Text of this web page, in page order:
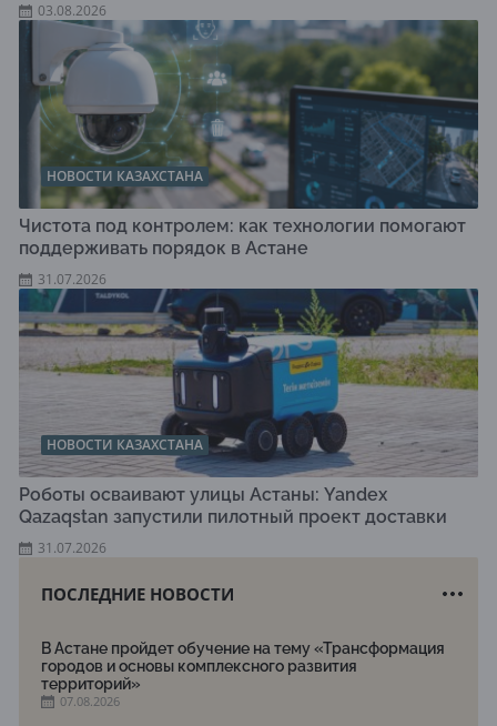
03.08.2026
НОВОСТИ КАЗАХСТАНА
Чистота под контролем: как технологии помогают
поддерживать порядок в Астане
31.07.2026
НОВОСТИ КАЗАХСТАНА
Роботы осваивают улицы Астаны: Yandex
Qazaqstan запустили пилотный проект доставки
31.07.2026
ПОСЛЕДНИЕ НОВОСТИ
В Астане пройдет обучение на тему «Трансформация
городов и основы комплексного развития
территорий»
07.08.2026